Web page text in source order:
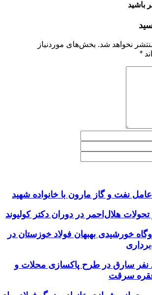
شد. بخش‌های موردنیاز
و گاز مارون با خانواده شهید
در دوران دکتر کولیوند
بهبهان فولاد خوزستان در
سارق در طرح پاکسازی محلات و